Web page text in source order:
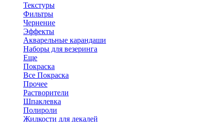
Текстуры
Фильтры
Чернение
Эффекты
Акварельные карандаши
Наборы для везеринга
Еще
Покраска
Все Покраска
Прочее
Растворители
Шпаклевка
Полироли
Жидкости для декалей